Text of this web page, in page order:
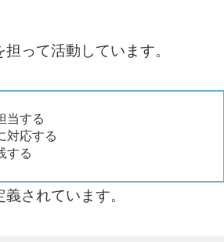
って活動しています。
当する
対応する
する
されています。